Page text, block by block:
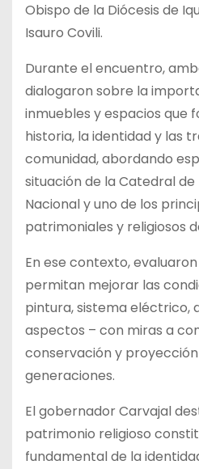
Obispo de la Diócesis de
Isauro Covili.
Durante el encuentro,
dialogaron sobre la
inmuebles y espacios que
historia, la identidad y las
comunidad, abordando
situación de la Catedral de
Nacional y uno de los
patrimoniales y religiosos
En ese contexto,
permitan mejorar las
pintura, sistema eléctrico,
aspectos – con miras a
conservación y
generaciones.
El gobernador Carvajal
patrimonio religioso
fundamental de la